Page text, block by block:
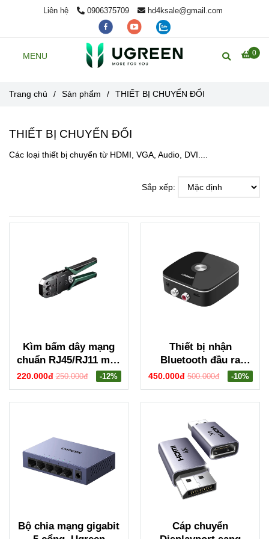
Liên hệ 0906375709 hd4ksale@gmail.com
0
MENU
Trang chủ / Sản phẩm / THIẾT BỊ CHUYỂN ĐỔI
THIẾT BỊ CHUYỂN ĐỔI
Các loại thiết bị chuyển từ HDMI, VGA, Audio, DVI....
Sắp xếp:
Kìm bấm dây mạng
chuẩn RJ45/RJ11 màu
xanh đen Ugreen
35971 NW304
220.000đ 250.000đ -12%
Thiết bị nhận
Bluetooth đầu ra
3.5mm và hoa sen
Ugreen 30445 CM123
450.000đ 500.000đ -10%
Bộ chia mạng gigabit
Cáp chuyển